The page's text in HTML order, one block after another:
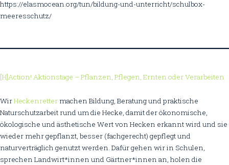
https://elasmocean.org/tun/bildung-und-unterricht/schulbox-
meeresschutz/
[H]Action! Aktionstage – Pflanzen, Pflegen, Ernten oder Verarbeiten
WirHeckenretter machen Bildung, Beratung und praktische
Naturschutzarbeit rund um die Hecke, damit der ökonomische,
ökologische und ästhetische Wert von Hecken erkannt wird und sie
wieder mehr gepflanzt, besser (fachgerecht) gepflegt und
naturverträglich genutzt werden. Dafür gehen wir in Schulen,
sprechen Landwirt*innen und Gärtner*innen an, holen die